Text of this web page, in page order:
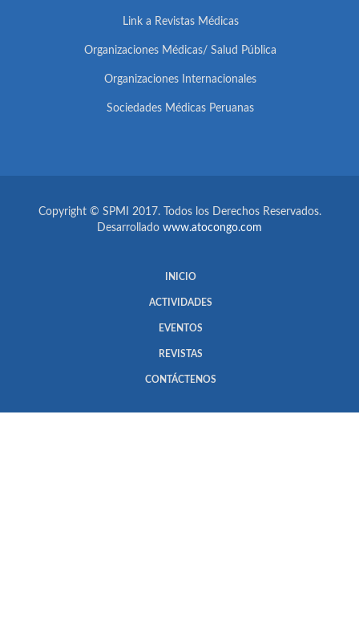
Link a Revistas Médicas
Organizaciones Médicas/ Salud Pública
Organizaciones Internacionales
Sociedades Médicas Peruanas
Copyright © SPMI 2017. Todos los Derechos Reservados.
Desarrollado www.atocongo.com
INICIO
ACTIVIDADES
EVENTOS
REVISTAS
CONTÁCTENOS